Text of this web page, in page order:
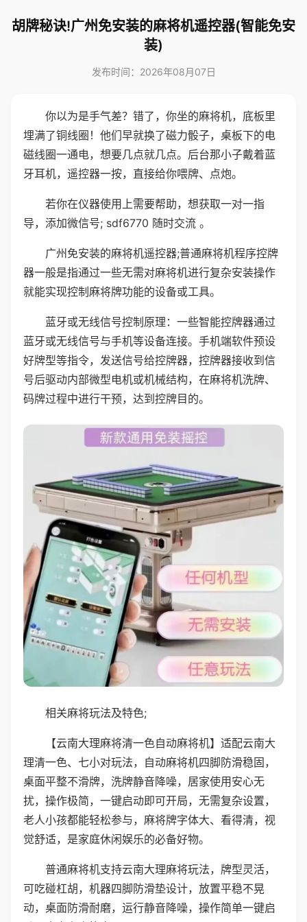
胡牌秘诀!广州免安装的麻将机遥控器(智能免安
装)
发布时间：2026年08月07日
你以为是手气差？错了，你坐的麻将机，底板里
埋满了铜线圈！他们早就换了磁力骰子，桌板下的电
磁线圈一通电，想要几点就几点。后台那小子戴着蓝
牙耳机，遥控器一按，直接给你喂牌、点炮。
若你在仪器使用上需要帮助，想获取一对一指
导，添加微信号; sdf6770 随时交流 。
广州免安装的麻将机遥控器;普通麻将机程序控牌
器一般是指通过一些无需对麻将机进行复杂安装操作
就能实现控制麻将牌功能的设备或工具。
蓝牙或无线信号控制原理：一些智能控牌器通过
蓝牙或无线信号与手机等设备连接。手机端软件预设
好牌型等指令，发送信号给控牌器，控牌器接收到信
号后驱动内部微型电机或机械结构，在麻将机洗牌、
码牌过程中进行干预，达到控牌目的。
相关麻将玩法及特色;
【云南大理麻将清一色自动麻将机】适配云南大
理清一色、七小对玩法，自动麻将机四脚防滑稳固，
桌面平整不滑牌，洗牌静音降噪，居家使用安心无
扰，操作极简，一键启动即可开局，无需复杂设置，
老人小孩都能轻松参与，麻将牌字体大、看得清，视
觉舒适，是家庭休闲娱乐的必备好物。
普通麻将机支持云南大理麻将玩法，牌型灵活，
可吃碰杠胡，机器四脚防滑垫设计，放置平稳不晃
动，桌面防滑耐磨，运行静音降噪，操作简单一键启